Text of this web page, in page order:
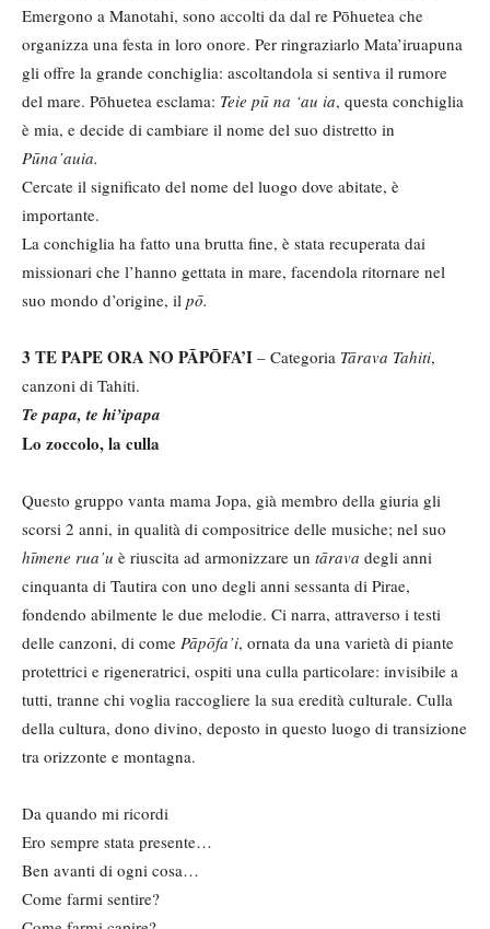
Emergono a Manotahi, sono accolti da dal re Pōhuetea che
organizza una festa in loro onore. Per ringraziarlo Mata’iruapuna
gli offre la grande conchiglia: ascoltandola si sentiva il rumore
del mare. Pōhuetea esclama: Teie pū na ‘au ia, questa conchiglia
è mia, e decide di cambiare il nome del suo distretto in
Pūna’auia.
Cercate il significato del nome del luogo dove abitate, è
importante.
La conchiglia ha fatto una brutta fine, è stata recuperata dai
missionari che l’hanno gettata in mare, facendola ritornare nel
suo mondo d’origine, il pō.
3 TE PAPE ORA NO PĀPŌFA’I – Categoria Tārava Tahiti,
canzoni di Tahiti.
Te papa, te hi’ipapa
Lo zoccolo, la culla
Questo gruppo vanta mama Jopa, già membro della giuria gli
scorsi 2 anni, in qualità di compositrice delle musiche; nel suo
hīmene rua’u è riuscita ad armonizzare un tārava degli anni
cinquanta di Tautira con uno degli anni sessanta di Pirae,
fondendo abilmente le due melodie. Ci narra, attraverso i testi
delle canzoni, di come Pāpōfa’i, ornata da una varietà di piante
protettrici e rigeneratrici, ospiti una culla particolare: invisibile a
tutti, tranne chi voglia raccogliere la sua eredità culturale. Culla
della cultura, dono divino, deposto in questo luogo di transizione
tra orizzonte e montagna.
Da quando mi ricordi
Ero sempre stata presente…
Ben avanti di ogni cosa…
Come farmi sentire?